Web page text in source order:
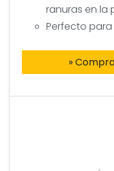
ranuras en la
Perfecto
»